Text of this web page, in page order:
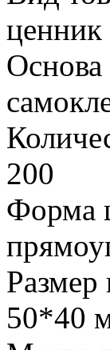
ценник
Основа
200
Форма
Размер
50*40